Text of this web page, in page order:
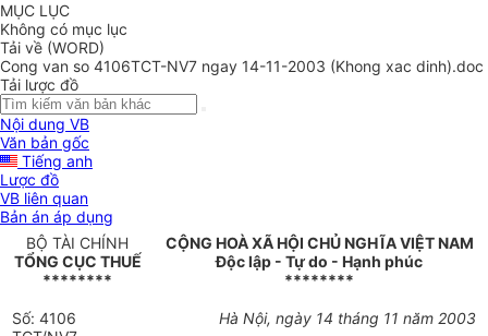
MỤC LỤC
Không có mục lục
Tải về (WORD)
Cong van so 4106TCT-NV7 ngay 14-11-2003 (Khong xac dinh).doc
Tải lược đồ
Nội dung VB
Văn bản gốc
Tiếng anh
Lược đồ
VB liên quan
Bản án áp dụng
BỘ TÀI CHÍNH
TỔNG CỤC THUẾ
********
CỘNG HOÀ XÃ HỘI CHỦ NGHĨA VIỆT NAM
Độc lập - Tự do - Hạnh phúc
********
Số: 4106
Hà Nội, ngày 14 tháng 11 năm 2003